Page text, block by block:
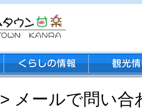
> メールで問い合